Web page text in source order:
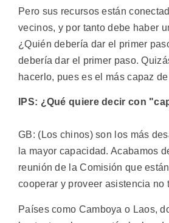
Pero sus recursos están
vecinos, y por tanto debe haber
¿Quién debería dar el primer
debería dar el primer paso.
hacerlo, pues es el más capaz
IPS: ¿Qué quiere decir con
GB: (Los chinos) son los más
la mayor capacidad. Acabamos
reunión de la Comisión que
cooperar y proveer asistencia no
Países como Camboya o Laos,